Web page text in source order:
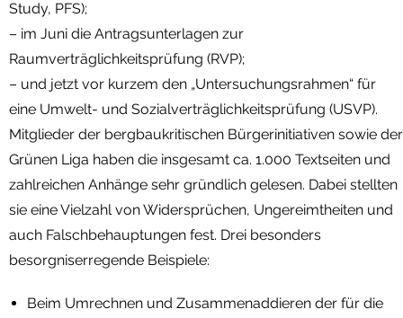
Study, PFS);
– im Juni die Antragsunterlagen zur
Raumverträglichkeitsprüfung (RVP);
– und jetzt vor kurzem den „Untersuchungsrahmen“ für
eine Umwelt- und Sozialverträglichkeitsprüfung (USVP).
Mitglieder der bergbaukritischen Bürgerinitiativen sowie der
Grünen Liga haben die insgesamt ca. 1.000 Textseiten und
zahlreichen Anhänge sehr gründlich gelesen. Dabei stellten
sie eine Vielzahl von Widersprüchen, Ungereimtheiten und
auch Falschbehauptungen fest. Drei besonders
besorgniserregende Beispiele:
Beim Umrechnen und Zusammenaddieren der für die